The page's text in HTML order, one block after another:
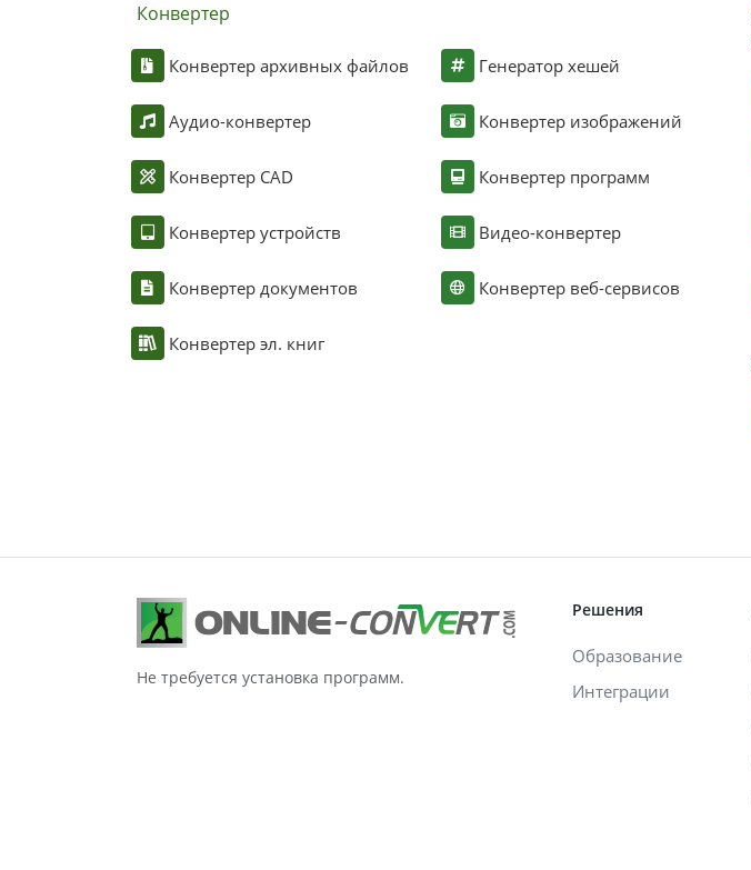
Конвертер
Конвертер архивных файлов
Аудио-конвертер
Конвертер CAD
Конвертер устройств
Конвертер документов
Конвертер эл. книг
Генератор хешей
Конвертер изображений
Конвертер программ
Видео-конвертер
Конвертер веб-сервисов
Не требуется установка программ.
Решения
Образование
Интеграции